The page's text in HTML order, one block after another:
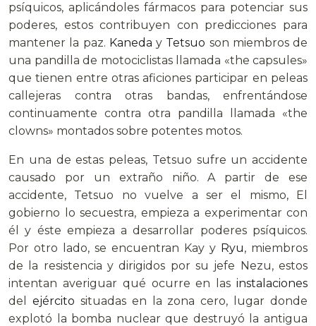
psíquicos, aplicándoles fármacos para potenciar sus
poderes, estos contribuyen con predicciones para
mantener la paz. Kaneda y Tetsuo son miembros de
una pandilla de motociclistas llamada «the capsules»
que tienen entre otras aficiones participar en peleas
callejeras contra otras bandas, enfrentándose
continuamente contra otra pandilla llamada «the
clowns» montados sobre potentes motos.
En una de estas peleas, Tetsuo sufre un accidente
causado por un extraño niño. A partir de ese
accidente, Tetsuo no vuelve a ser el mismo, El
gobierno lo secuestra, empieza a experimentar con
él y éste empieza a desarrollar poderes psíquicos.
Por otro lado, se encuentran Kay y Ryu, miembros
de la resistencia y dirigidos por su jefe Nezu, estos
intentan averiguar qué ocurre en las instalaciones
del ejército situadas en la zona cero, lugar donde
explotó la bomba nuclear que destruyó la antigua